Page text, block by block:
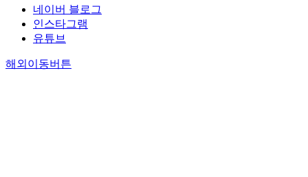
네이버 블로그
인스타그램
유튜브
해외이동버튼